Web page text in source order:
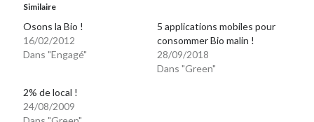
Similaire
Osons la Bio !
16/02/2012
Dans "Engagé"
5 applications mobiles pour
consommer Bio malin !
28/09/2018
Dans "Green"
2% de local !
24/08/2009